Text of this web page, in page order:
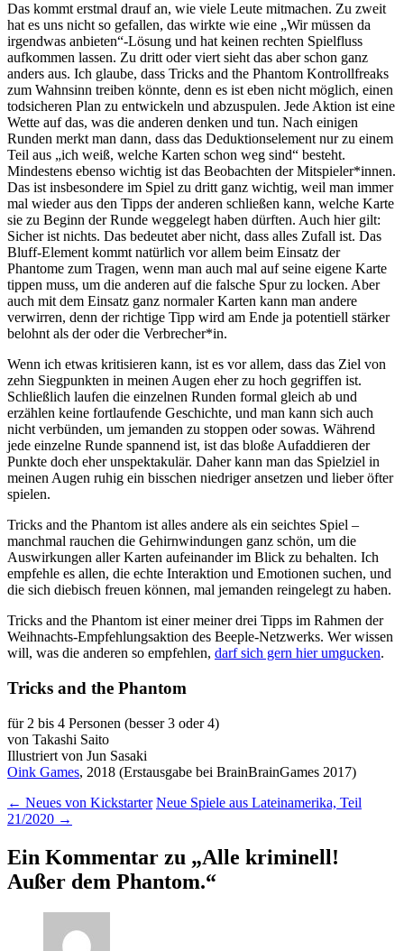
Das kommt erstmal drauf an, wie viele Leute mitmachen. Zu zweit
hat es uns nicht so gefallen, das wirkte wie eine „Wir müssen da
irgendwas anbieten“-Lösung und hat keinen rechten Spielfluss
aufkommen lassen. Zu dritt oder viert sieht das aber schon ganz
anders aus. Ich glaube, dass Tricks and the Phantom Kontrollfreaks
zum Wahnsinn treiben könnte, denn es ist eben nicht möglich, einen
todsicheren Plan zu entwickeln und abzuspulen. Jede Aktion ist eine
Wette auf das, was die anderen denken und tun. Nach einigen
Runden merkt man dann, dass das Deduktionselement nur zu einem
Teil aus „ich weiß, welche Karten schon weg sind“ besteht.
Mindestens ebenso wichtig ist das Beobachten der Mitspieler*innen.
Das ist insbesondere im Spiel zu dritt ganz wichtig, weil man immer
mal wieder aus den Tipps der anderen schließen kann, welche Karte
sie zu Beginn der Runde weggelegt haben dürften. Auch hier gilt:
Sicher ist nichts. Das bedeutet aber nicht, dass alles Zufall ist. Das
Bluff-Element kommt natürlich vor allem beim Einsatz der
Phantome zum Tragen, wenn man auch mal auf seine eigene Karte
tippen muss, um die anderen auf die falsche Spur zu locken. Aber
auch mit dem Einsatz ganz normaler Karten kann man andere
verwirren, denn der richtige Tipp wird am Ende ja potentiell stärker
belohnt als der oder die Verbrecher*in.
Wenn ich etwas kritisieren kann, ist es vor allem, dass das Ziel von
zehn Siegpunkten in meinen Augen eher zu hoch gegriffen ist.
Schließlich laufen die einzelnen Runden formal gleich ab und
erzählen keine fortlaufende Geschichte, und man kann sich auch
nicht verbünden, um jemanden zu stoppen oder sowas. Während
jede einzelne Runde spannend ist, ist das bloße Aufaddieren der
Punkte doch eher unspektakulär. Daher kann man das Spielziel in
meinen Augen ruhig ein bisschen niedriger ansetzen und lieber öfter
spielen.
Tricks and the Phantom ist alles andere als ein seichtes Spiel –
manchmal rauchen die Gehirnwindungen ganz schön, um die
Auswirkungen aller Karten aufeinander im Blick zu behalten. Ich
empfehle es allen, die echte Interaktion und Emotionen suchen, und
die sich diebisch freuen können, mal jemanden reingelegt zu haben.
Tricks and the Phantom ist einer meiner drei Tipps im Rahmen der
Weihnachts-Empfehlungsaktion des Beeple-Netzwerks. Wer wissen
will, was die anderen so empfehlen, darf sich gern hier umgucken.
Tricks and the Phantom
für 2 bis 4 Personen (besser 3 oder 4)
von Takashi Saito
Illustriert von Jun Sasaki
Oink Games, 2018 (Erstausgabe bei BrainBrainGames 2017)
Beitragsnavigation
← Neues von Kickstarter Neue Spiele aus Lateinamerika, Teil
21/2020 →
Ein Kommentar zu „Alle kriminell!
Außer dem Phantom.“